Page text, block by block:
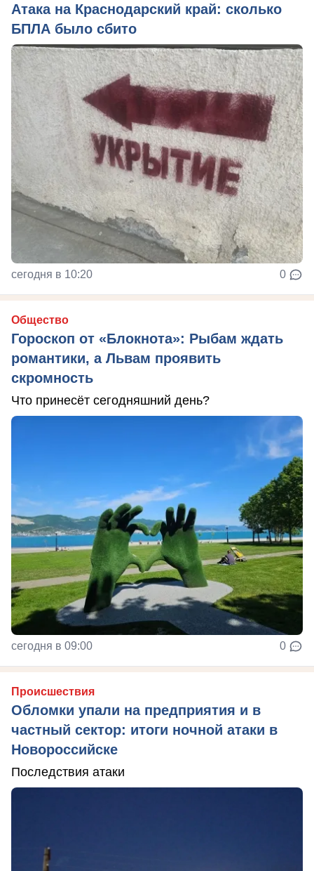
Атака на Краснодарский край: сколько
БПЛА было сбито
сегодня в 10:20 0
Общество
Гороскоп от «Блокнота»: Рыбам ждать
романтики, а Львам проявить
скромность
Что принесёт сегодняшний день?
сегодня в 09:00 0
Происшествия
Обломки упали на предприятия и в
частный сектор: итоги ночной атаки в
Новороссийске
Последствия атаки